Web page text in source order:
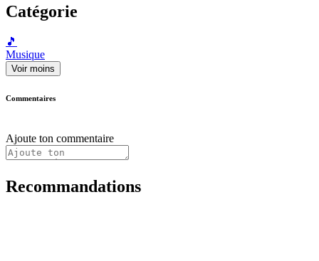
Catégorie
🎵
Musique
Voir moins
Commentaires
Ajoute ton commentaire
Recommandations